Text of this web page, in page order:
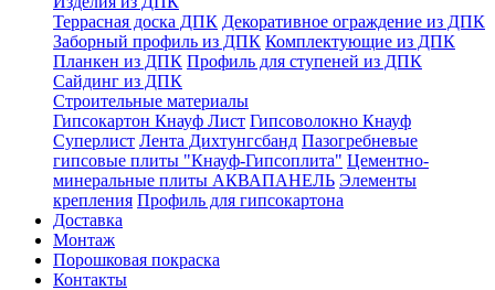
Террасная доска ДПК Декоративное ограждение из ДПК
Заборный профиль из ДПК Комплектующие из ДПК
Планкен из ДПК Профиль для ступеней из ДПК
Сайдинг из ДПК
Строительные материалы
Гипсокартон Кнауф Лист Гипсоволокно Кнауф
Суперлист Лента Дихтунгсбанд Пазогребневые
гипсовые плиты "Кнауф-Гипсоплита" Цементно-
минеральные плиты АКВАПАНЕЛЬ Элементы
крепления Профиль для гипсокартона
Доставка
Монтаж
Порошковая покраска
Контакты